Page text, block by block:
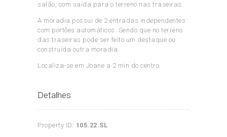
salão, com saída para o terreno nas traseiras.
A moradia possui de 2 entradas independentes
com portões automáticos. Sendo que no terreno
das traseiras pode ser feito um destaque ou
construída outra moradia.
Localiza-se em Joane a 2 min do centro.
Detalhes
Property ID: 105.22.SL